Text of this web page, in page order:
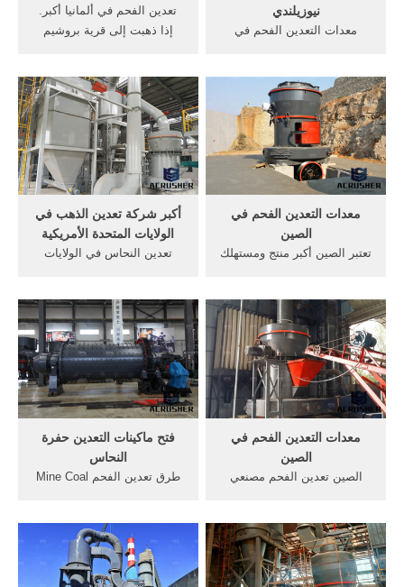
تعدين الفحم في ألمانيا أكبر.
إذا ذهبت إلى قرية بروشيم
التعدين (الفحم ... دردشة
مجانية
نيوزيلندي
معدات التعدين الفحم في
تعدين الذهب التعدين آلات
التعدين الفحم في نيوزيلندا
العالم آلات صخور التعدين
الألومنيوم والنحاس الذهب .
أكبر شركة تعدين الذهب في
الولايات المتحدة الأمريكية
تعدين النحاس في الولايات
تعدين للنحاس في 30 شركة,
أفضل 10 شركات تعدين الفحم
في اندونيسيا, أكبر معدات
التعدين الفحم شركة سينتينيال
.
معدات التعدين الفحم في
الصين
تعتبر الصين أكبر منتج ومستهلك
من طاقة .... وفي عام 2011م
أنتجت سبعة من شركات تعدين
الفحم الصينية 100 مليون طن
متري من الفحم أو أكثر. .....
فتح ماكينات التعدين حفرة
النحاس
طرق تعدين الفحم Mine Coal
تستخرجه أساليب حفرة
مفتوحةيلقي فتح مناجم الفحم
يسترد أكبر نسبة -أكبر آلات
معدات التعدين الفحم في
الصين
الصين تعدين الفحم مصنعي
البناء المحدودة الأزرق آلة هي
واحدة من أكبر مصنع في سحق
وطحن الصناعة في الصين.